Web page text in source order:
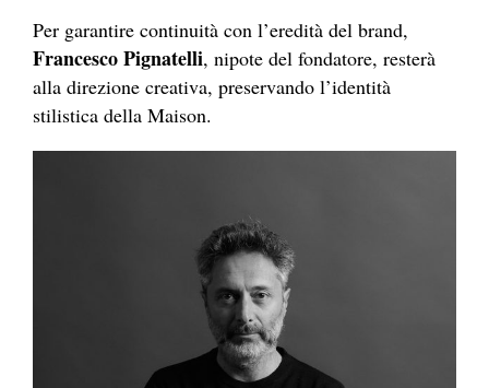
Per garantire continuità con l’eredità del brand,
Francesco Pignatelli, nipote del fondatore, resterà
alla direzione creativa, preservando l’identità
stilistica della Maison.